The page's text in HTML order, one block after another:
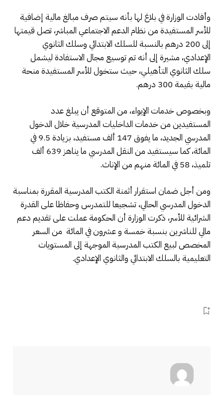
وأفادت الوزارة في بلاغ لها بأنه سيتم صرف مبالغ مالية إضافية
للأسر المستفيدة من نظام الدعم الاجتماعي المباشر، تصل قيمتها
إلى 200 درهم بالنسبة للسلك الابتدائي وسلك الثانوي
الإعدادي، مشيرة إلى أنه تم توسيع مجال الاستفادة ليشمل
سلك الثانوي التأهيلي، حيث ستخول للأسر المستفيدة منحة
مالية بقيمة 300 درهم.
وبخصوص خدمات الإيواء، من المتوقع أن يبلغ عدد
المستفيدين من خدمات الداخليات المدرسية خلال الدخول
المدرسي الجديد، ما يفوق 147 ألف مستفيد، بزيادة 9.5 في
المائة، كما سيستفيد من النقل المدرسي ما يناهز 639 ألف
تلميذ، 58 في المائة منهم من الإناث.
ومن أجل ضمان استقرار أثمنة الكتب المدرسية المقررة بمناسبة
الدخول المدرسي الحالي، تشجيعا للتمدرس وحفاظا على القدرة
الشرائية للأسر، ذكرت الوزارة أن الحكومة عملت على تقديم دعم
مالي للناشرين بنسبة خمسة و عشرون في المائة من السعر
المخصص لبيع الكتب المدرسية الموجهة إلى المستويات
التعليمية بالسلك الابتدائي والثانوي الإعدادي.